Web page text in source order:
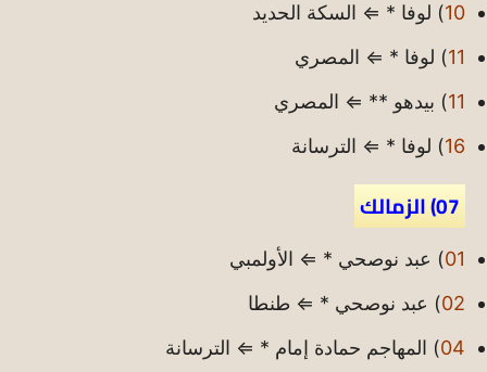
10) لوفا * ⇐ السكة الحديد
11) لوفا * ⇐ المصري
11) بيدهو ** ⇐ المصري
16) لوفا * ⇐ الترسانة
07) الزمالك
01) عبد نوصحي * ⇐ الأولمبي
02) عبد نوصحي * ⇐ طنطا
04) المهاجم حمادة إمام * ⇐ الترسانة